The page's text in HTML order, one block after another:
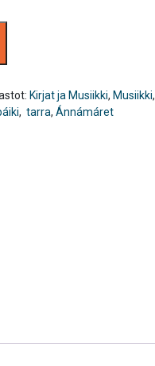
Kirjat ja Musiikki, Musiikki,
, tarra, Ánnámáret